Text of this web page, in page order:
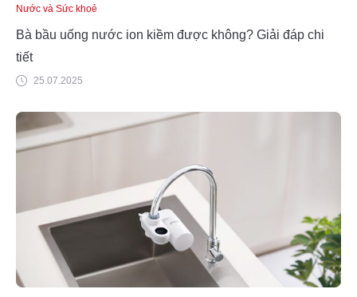
Nước và Sức khoẻ
Bà bầu uống nước ion kiềm được không? Giải đáp chi
tiết
25.07.2025